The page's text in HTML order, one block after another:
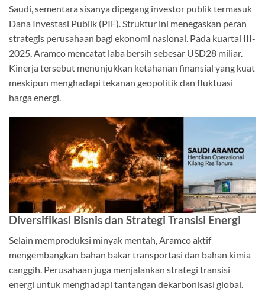
Saudi, sementara sisanya dipegang investor publik termasuk
Dana Investasi Publik (PIF). Struktur ini menegaskan peran
strategis perusahaan bagi ekonomi nasional. Pada kuartal III-
2025, Aramco mencatat laba bersih sebesar USD28 miliar.
Kinerja tersebut menunjukkan ketahanan finansial yang kuat
meskipun menghadapi tekanan geopolitik dan fluktuasi
harga energi.
Diversifikasi Bisnis dan Strategi Transisi Energi
Selain memproduksi minyak mentah, Aramco aktif
mengembangkan bahan bakar transportasi dan bahan kimia
canggih. Perusahaan juga menjalankan strategi transisi
energi untuk menghadapi tantangan dekarbonisasi global.